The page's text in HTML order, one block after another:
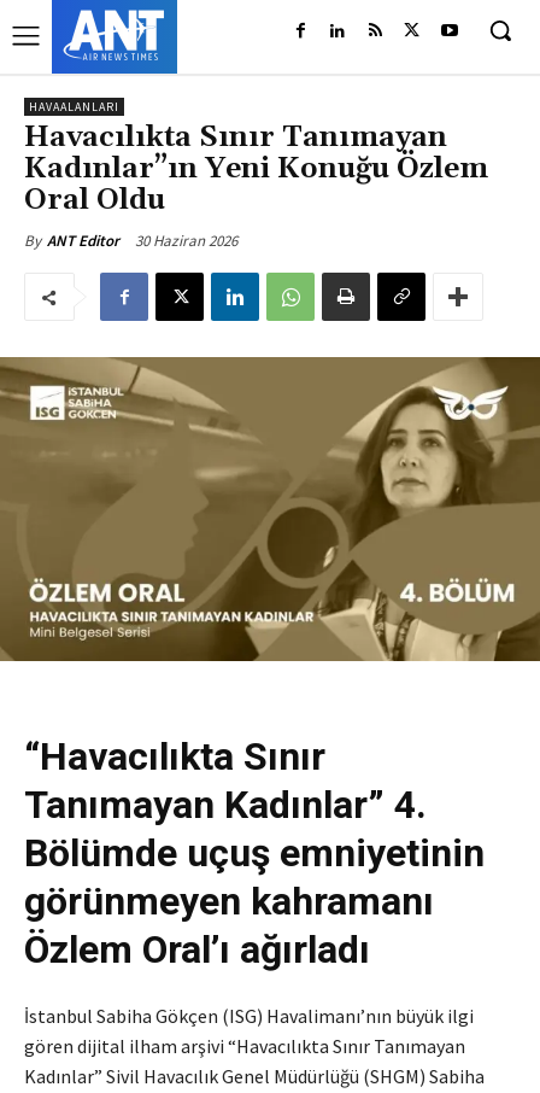
HAVAALANLARI
Havacılıkta Sınır Tanımayan
Kadınlar”ın Yeni Konuğu Özlem
Oral Oldu
By ANT Editor 30 Haziran 2026
“Havacılıkta Sınır
Tanımayan Kadınlar” 4.
Bölümde uçuş emniyetinin
görünmeyen kahramanı
Özlem Oral’ı ağırladı
İstanbul Sabiha Gökçen (ISG) Havalimanı’nın büyük ilgi
gören dijital ilham arşivi “Havacılıkta Sınır Tanımayan
Kadınlar” Sivil Havacılık Genel Müdürlüğü (SHGM) Sabiha